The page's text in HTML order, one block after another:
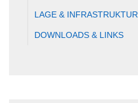
LAGE & INFRASTRUKTUR
DOWNLOADS & LINKS